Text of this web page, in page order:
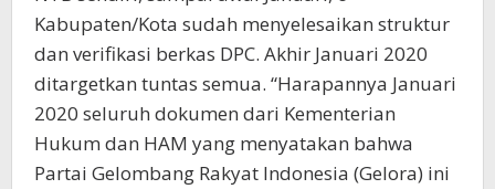
Kabupaten/Kota sudah menyelesaikan struktur
dan verifikasi berkas DPC. Akhir Januari 2020
ditargetkan tuntas semua. “Harapannya Januari
2020 seluruh dokumen dari Kementerian
Hukum dan HAM yang menyatakan bahwa
Partai Gelombang Rakyat Indonesia (Gelora) ini